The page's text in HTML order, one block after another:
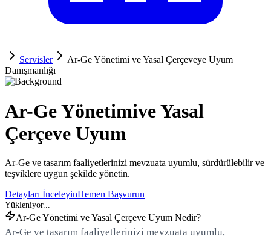
Servisler
Ar-Ge Yönetimi ve Yasal Çerçeveye Uyum
Danışmanlığı
Ar-Ge Yönetimive Yasal
Çerçeve Uyum
Ar-Ge ve tasarım faaliyetlerinizi mevzuata uyumlu, sürdürülebilir ve
teşviklere uygun şekilde yönetin.
Detayları İnceleyinHemen Başvurun
Ar-Ge Yönetimi ve Yasal Çerçeve Uyum Nedir?
Ar-Ge ve tasarım faaliyetlerinizi mevzuata uyumlu,